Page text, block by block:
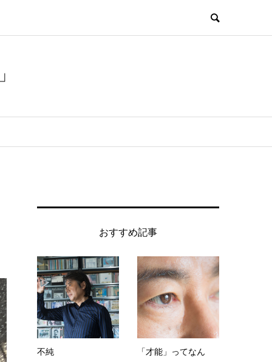
おすすめ記事
不純
「才能」ってなん